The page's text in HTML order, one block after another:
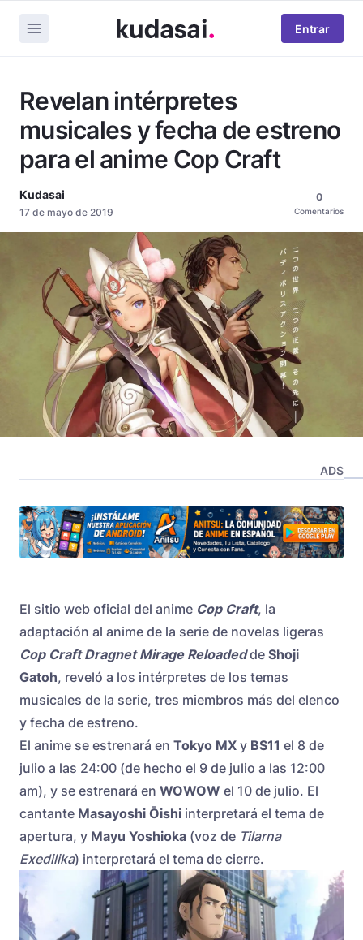
Entrar
Revelan intérpretes
musicales y fecha de estreno
para el anime Cop Craft
Kudasai
17 de mayo de 2019
0
Comentarios
ADS
El sitio web oficial del anime Cop Craft, la
adaptación al anime de la serie de novelas ligeras
Cop Craft Dragnet Mirage Reloadedde Shoji
Gatoh, reveló a los intérpretes de los temas
musicales de la serie, tres miembros más del elenco
y fecha de estreno.
El anime se estrenará en Tokyo MX y BS11 el 8 de
julio a las 24:00 (de hecho el 9 de julio a las 12:00
am), y se estrenará en WOWOW el 10 de julio. El
cantante Masayoshi Ōishi interpretará el tema de
apertura, y ​​Mayu Yoshioka (voz de Tilarna
Exedilika) interpretará el tema de cierre.